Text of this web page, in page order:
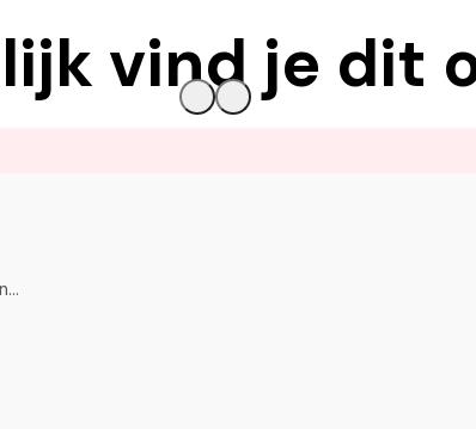
vind je dit